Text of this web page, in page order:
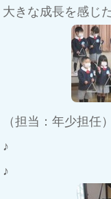
大きな成長を感じ
（担当：年少担任
♪
♪